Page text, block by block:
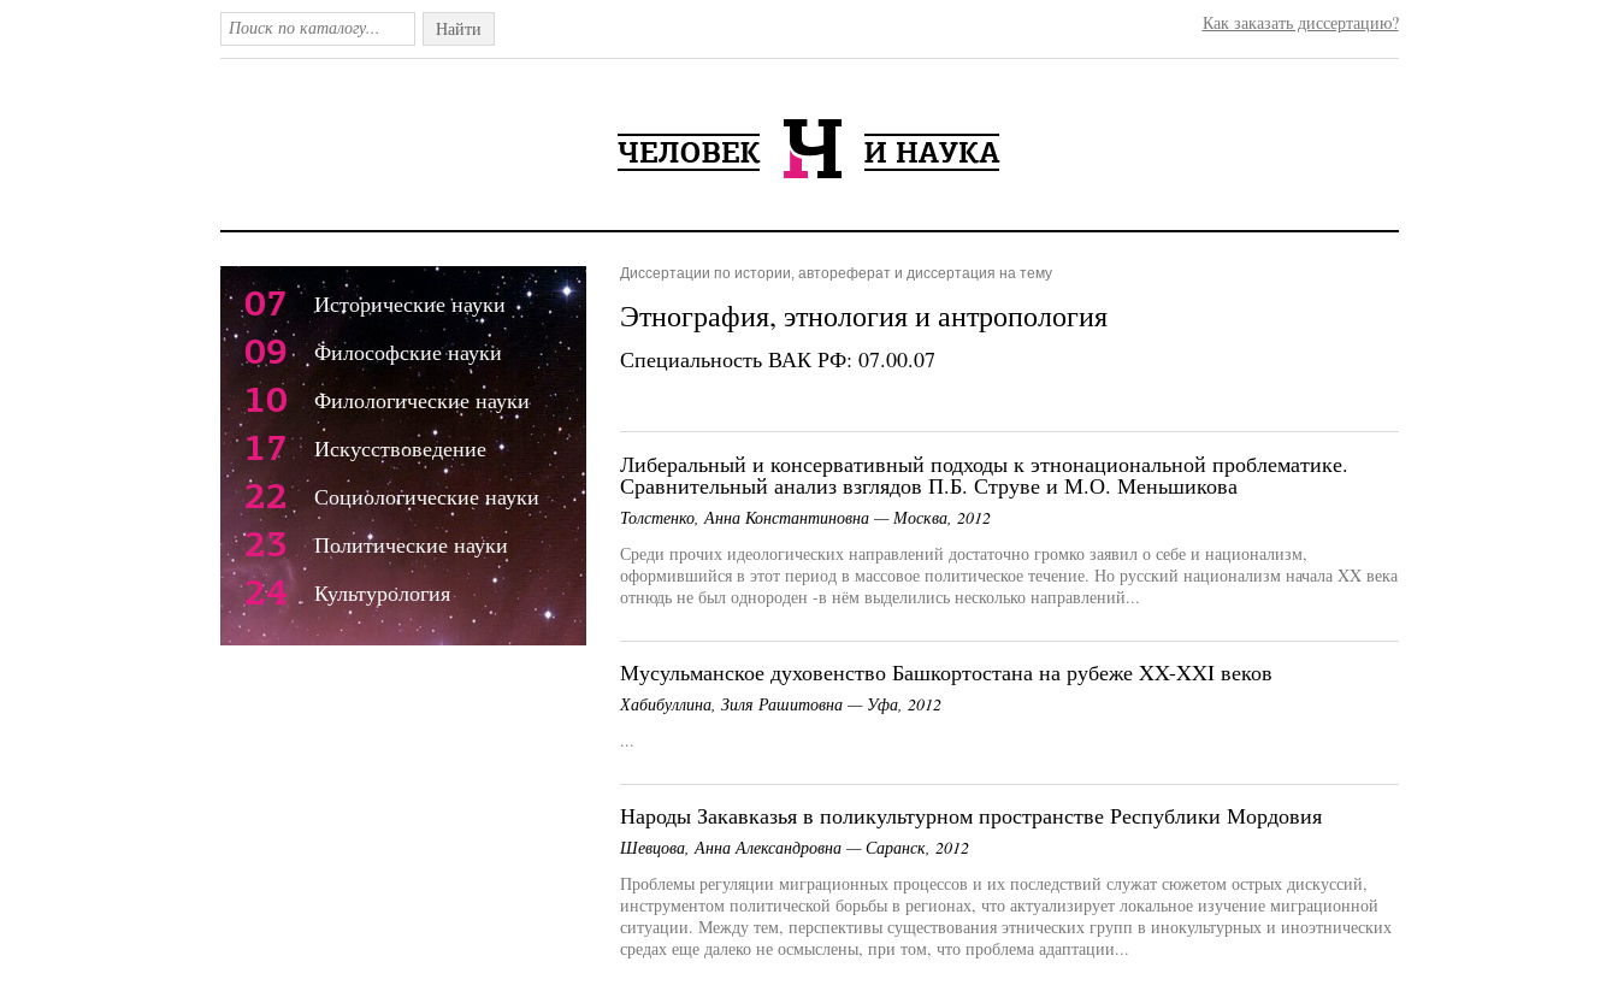
Найти Как заказать диссертацию?
Диссертации по истории, автореферат и диссертация на тему
Этнография, этнология и антропология
Специальность ВАК РФ: 07.00.07
Либеральный и консервативный подходы к этнонациональной проблематике.
Сравнительный анализ взглядов П.Б. Струве и М.О. Меньшикова
Толстенко, Анна Константиновна — Москва, 2012
Среди прочих идеологических направлений достаточно громко заявил о себе и национализм,
оформившийся в этот период в массовое политическое течение. Но русский национализм начала XX века
отнюдь не был однороден -в нём выделились несколько направлений...
Мусульманское духовенство Башкортостана на рубеже XX-XXI веков
Хабибуллина, Зиля Рашитовна — Уфа, 2012
...
Народы Закавказья в поликультурном пространстве Республики Мордовия
Шевцова, Анна Александровна — Саранск, 2012
Проблемы регуляции миграционных процессов и их последствий служат сюжетом острых дискуссий,
инструментом политической борьбы в регионах, что актуализирует локальное изучение миграционной
ситуации. Между тем, перспективы существования этнических групп в инокультурных и иноэтнических
средах еще далеко не осмыслены, при том, что проблема адаптации...
07 Исторические науки
09 Философские науки
10 Филологические науки
17 Искусствоведение
22 Социологические науки
23 Политические науки
24 Культурология